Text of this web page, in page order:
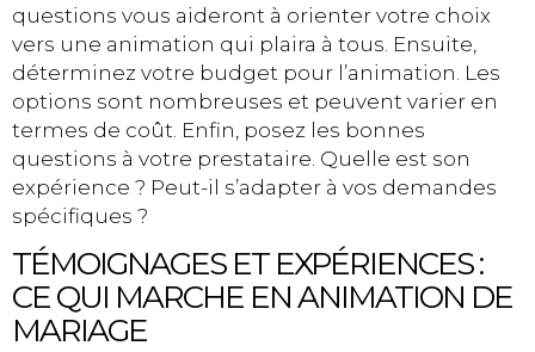
questions vous aideront à orienter votre choix
vers une animation qui plaira à tous. Ensuite,
déterminez votre budget pour l’animation. Les
options sont nombreuses et peuvent varier en
termes de coût. Enfin, posez les bonnes
questions à votre prestataire. Quelle est son
expérience ? Peut-il s’adapter à vos demandes
spécifiques ?
TÉMOIGNAGES ET EXPÉRIENCES :
CE QUI MARCHE EN ANIMATION DE
MARIAGE